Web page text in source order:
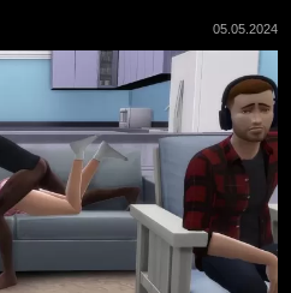
05.05.2024